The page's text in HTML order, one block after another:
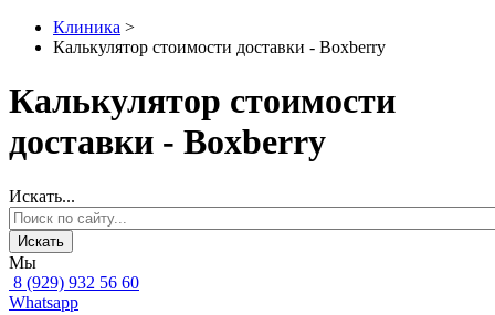
Клиника >
Калькулятор стоимости доставки - Boxberry
Калькулятор стоимости
доставки - Boxberry
Искать...
Искать
Мы
8 (929) 932 56 60
Whatsapp